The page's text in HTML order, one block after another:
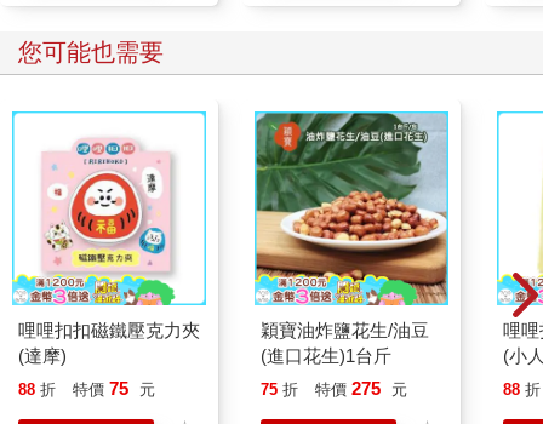
您可能也需要
哩哩扣扣磁鐵壓克力夾
(達摩)
88 折 特價 75 元
穎寶油炸鹽花生/油豆
(進口花生)1台斤
75 折 特價 275 元
哩
(小
88 折